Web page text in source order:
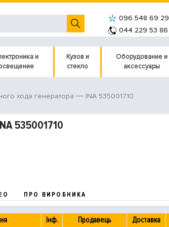
096 548 69 29
044 229 53 86
и
Кузов и
стекло
Оборудование и
аксессуары
хода генератора INA 535001710
535001710
ПРО ВИРОБНИКА
Інф. Продавець Доставка